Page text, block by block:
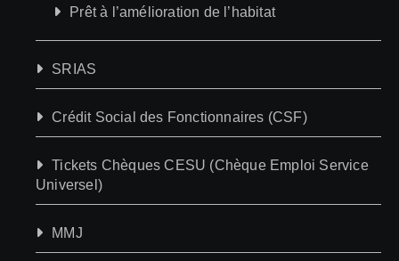
Prêt à l’amélioration de l’habitat
SRIAS
Crédit Social des Fonctionnaires (CSF)
Tickets Chèques CESU (Chèque Emploi Service
Universel)
MMJ